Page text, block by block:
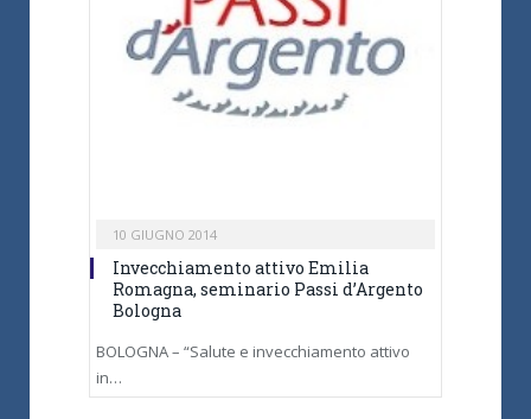
10 GIUGNO 2014
Invecchiamento attivo Emilia
Romagna, seminario Passi d’Argento
Bologna
BOLOGNA – “Salute e invecchiamento attivo
in…